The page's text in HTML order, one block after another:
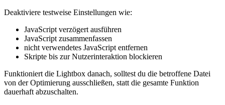
Deaktiviere testweise Einstellungen wie:
JavaScript verzögert ausführen
JavaScript zusammenfassen
nicht verwendetes JavaScript entfernen
Skripte bis zur Nutzerinteraktion blockieren
Funktioniert die Lightbox danach, solltest du die betroffene Datei
von der Optimierung ausschließen, statt die gesamte Funktion
dauerhaft abzuschalten.